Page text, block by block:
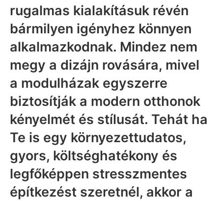
rugalmas kialakításuk révén
bármilyen igényhez könnyen
alkalmazkodnak. Mindez nem
megy a dizájn rovására, mivel
a modulházak egyszerre
biztosítják a modern otthonok
kényelmét és stílusát. Tehát ha
Te is egy környezettudatos,
gyors, költséghatékony és
legfőképpen stresszmentes
építkezést szeretnél, akkor a